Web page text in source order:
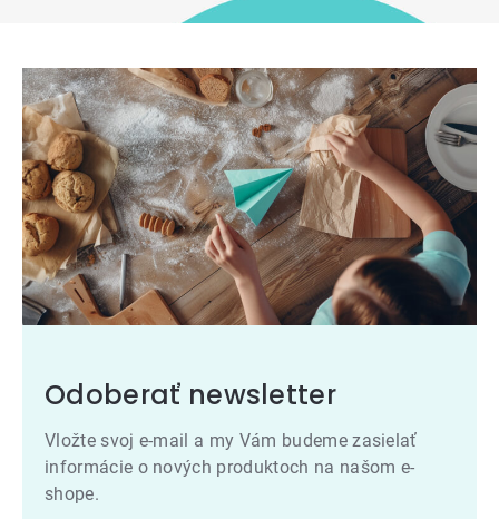
Odoberať newsletter
Vložte svoj e-mail a my Vám budeme zasielať
informácie o nových produktoch na našom e-
shope.